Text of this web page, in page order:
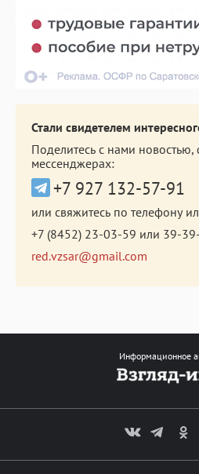
Стали свидетелем
Поделитесь с нами
мессенджерах:
+7 927 132-57-91
или свяжитесь по телефону
+7 (8452) 23-03-59 или 39-
red.vzsar@gmail.com
Информационное